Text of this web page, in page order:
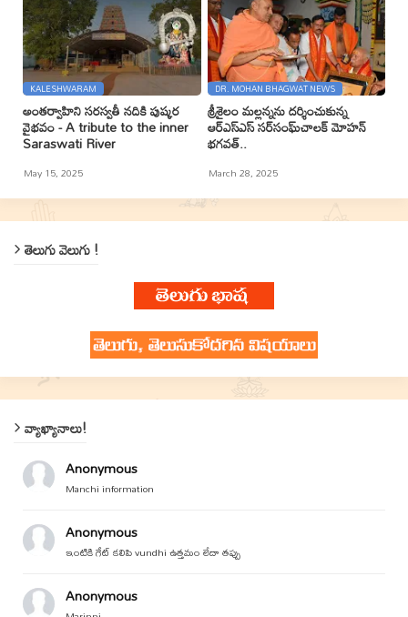
KALESHWARAM
అంతర్వాహిని సరస్వతీ నదికి పుష్కర
వైభవం - A tribute to the inner
Saraswati River
May 15, 2025
DR. MOHAN BHAGWAT NEWS
శ్రీశైలం మల్లన్నను దర్శించుకున్న
ఆర్ఎస్ఎస్ సర్‌సంఘ్‌చాలక్ మోహన్
భగవత్..
March 28, 2025
తెలుగు వెలుగు !
వ్యాఖ్యానాలు!
Anonymous
Manchi information
Anonymous
ఇంటికి గేట్ కలిపి vundhi ఉత్తమం లేదా తప్పు
Anonymous